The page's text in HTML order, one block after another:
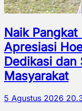
Naik
Apresiasi
Dedikasi dan
Masyarakat
5 Agustus 2026